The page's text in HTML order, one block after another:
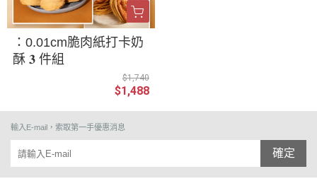
：0.01cm脆肉紙打卡奶
酥 𝟑 件組
$1,740
$1,488
輸入E-mail，索取第一手優惠消息
確定